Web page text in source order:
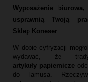
Wyposażenie biurowa,
usprawnią Twoją
Sklep Koneser
W dobie cyfryzacji
wydawać,
że
artykuły papiernicze
do lamusa.